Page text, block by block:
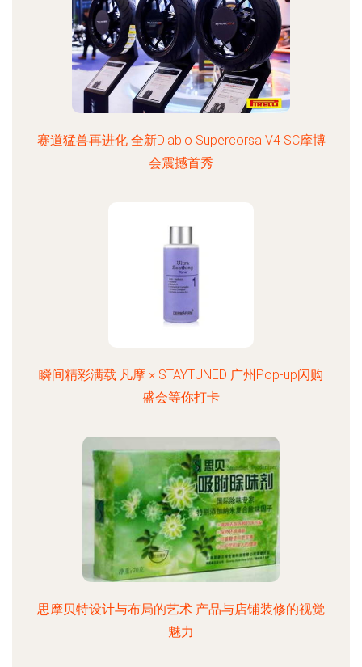
赛道猛兽再进化 全新Diablo Supercorsa V4 SC摩博
会震撼首秀
瞬间精彩满载 凡摩 × STAYTUNED 广州Pop-up闪购
盛会等你打卡
思摩贝特设计与布局的艺术 产品与店铺装修的视觉
魅力